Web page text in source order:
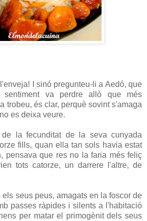
I sinó pregunteu-li a Aedó, que
sentiment va perdre allò que més
trobeu, és clar, perquè sovint s'amaga
es deixa veure.
de la fecunditat de la seva cunyada
fills, quan ella tan sols havia estat
pensava que res no la faria més feliç
tots catorze, un darrere l'altre, de
els seus peus, amagats en la foscor de
passes ràpides i silents a l'habitació
per matar el primogènit dels seus